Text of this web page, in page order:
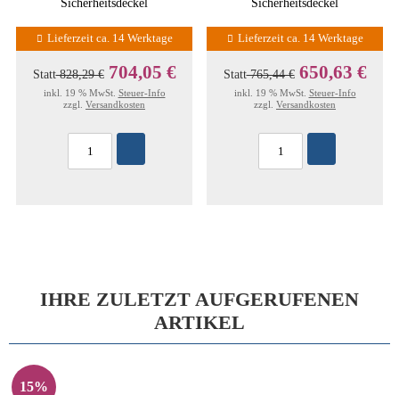
Lieferzeit ca. 14 Werktage
Statt828,29 € 704,05 €
inkl. 19 % MwSt. Steuer-Info
zzgl. Versandkosten
Lieferzeit ca. 14 Werktage
Statt765,44 € 650,63 €
inkl. 19 % MwSt. Steuer-Info
zzgl. Versandkosten
IHRE ZULETZT AUFGERUFENEN
ARTIKEL
15%